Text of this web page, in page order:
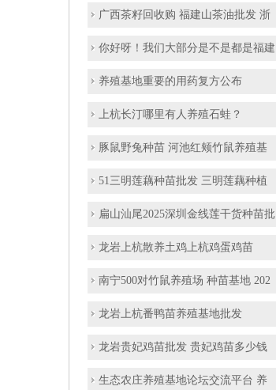
广西茶籽回收购 福建山茶油批发 浙
你好呀！我们大部分是不是都是福建
养殖基地重要的用药复方公布
上杭长汀哪里有人养殖石蛙？
豚鼠野兔种苗 河池红颊竹鼠养殖基
51三明莲藕种苗批发 三明莲藕种植
扁山汕尾2025深圳金线莲干货种苗批
龙岩上杭散养土鸡上杭鸡蛋鸡苗
南宁500对竹鼠养殖场 种苗基地 202
龙岩上杭番鸭苗养殖基地批发
龙岩贵妃鸡苗批发 贵妃鸡苗多少钱
生态农庄养殖基地论坛交流平台 养